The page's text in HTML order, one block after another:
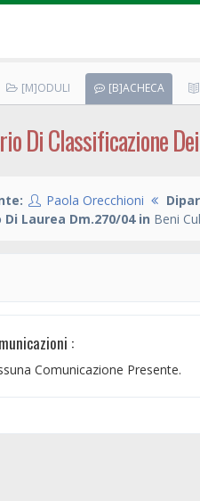
[M]ODULI [B]ACHECA
Di Classificazione
Paola Orecchioni
Di Laurea Dm.270/04 in Beni
:
Comunicazione Presente.